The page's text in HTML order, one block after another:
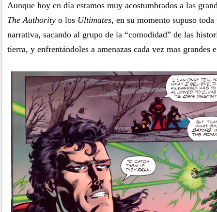
Aunque hoy en día estamos muy acostumbrados a las
The Authority o los Ultimates, en su momento supuso
narrativa, sacando al grupo de la “comodidad” de las
tierra, y enfrentándoles a amenazas cada vez mas grandes